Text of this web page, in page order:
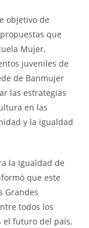
objetivo de
que
Mujer,
juveniles de
de Banmujer
las estrategias
en las
y la igualdad
la Igualdad de
que este
Grandes
todos los
el futuro del país,